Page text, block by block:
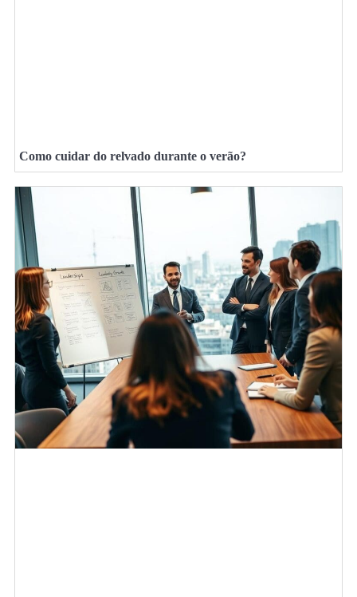
Como cuidar do relvado durante o verão?